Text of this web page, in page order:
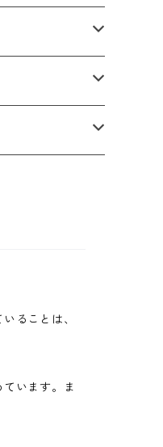
ることは、
います。ま